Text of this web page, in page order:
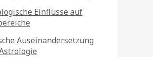
Einflüsse auf
Auseinandersetzung